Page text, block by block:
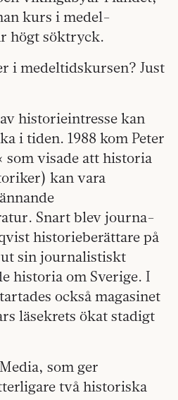
kurs i medel­
högt söktryck.
i medeltidskursen? Just
historieintresse kan
i tiden. 1988 kom Peter
som visade att historia
kan vara
Snart blev journa­
historieberättare på
ut sin journalistiskt
historia om Sverige. I
också magasinet
läsekrets ökat stadigt
som ger
två historiska